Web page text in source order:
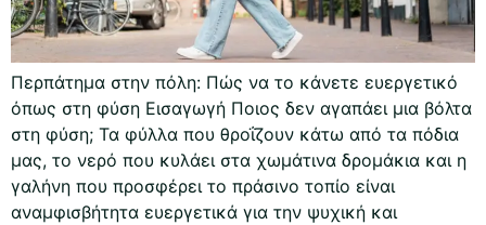
Περπάτημα στην πόλη: Πώς να το κάνετε ευεργετικό
όπως στη φύση Εισαγωγή Ποιος δεν αγαπάει μια βόλτα
στη φύση; Τα φύλλα που θροΐζουν κάτω από τα πόδια
μας, το νερό που κυλάει στα χωμάτινα δρομάκια και η
γαλήνη που προσφέρει το πράσινο τοπίο είναι
αναμφισβήτητα ευεργετικά για την ψυχική και